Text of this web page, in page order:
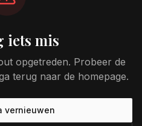
iets mis
opgetreden. Probeer de
terug naar de homepage.
vernieuwen